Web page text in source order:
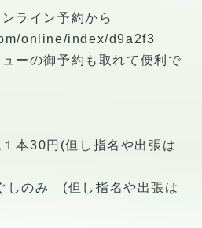
ンライン予約から
online/index/d9a2f3
ーの御予約も取れて便利で
本30円(但し指名や出張は
のみ (但し指名や出張は